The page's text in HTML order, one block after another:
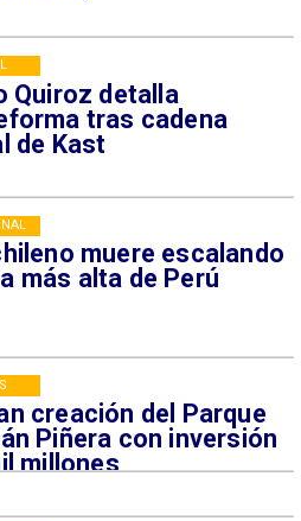
Quiroz detalla
tras cadena
de Kast
muere escalando
más alta de Perú
creación del Parque
Piñera con inversión
millones